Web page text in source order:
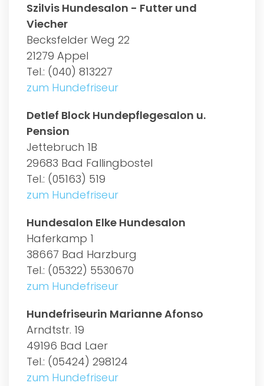
Szilvis Hundesalon - Futter und
Viecher
Becksfelder Weg 22
21279 Appel
Tel.: (040) 813227
zum Hundefriseur
Detlef Block Hundepflegesalon u.
Pension
Jettebruch 1B
29683 Bad Fallingbostel
Tel.: (05163) 519
zum Hundefriseur
Hundesalon Elke Hundesalon
Haferkamp 1
38667 Bad Harzburg
Tel.: (05322) 5530670
zum Hundefriseur
Hundefriseurin Marianne Afonso
Arndtstr. 19
49196 Bad Laer
Tel.: (05424) 298124
zum Hundefriseur